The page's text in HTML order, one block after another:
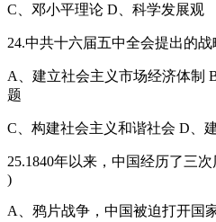
C、邓小平理论 D、科学发展观
24.中共十六届五中全会提出的
A、建立社会主义市场经济体制
题
C、构建社会主义和谐社会 D、
25.1840年以来，中国经历了三
)
A、鸦片战争，中国被迫打开国